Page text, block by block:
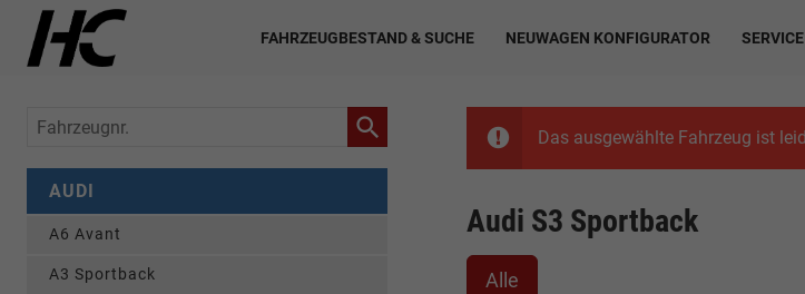
FAHRZEUGBESTAND & SUCHE NEUWAGEN KONFIGURATOR SERVICE
Das ausgewählte Fahrzeug ist
Audi S3 Sportback
Alle
Fahrzeugnr.
AUDI
A6 Avant
A3 Sportback